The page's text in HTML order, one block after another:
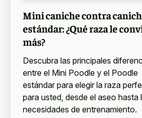
Mini caniche contra
estándar: ¿Qué raza le
más?
Descubra las principales
entre el Mini Poodle y el Poodle
estándar para elegir la raza
para usted, desde el aseo hasta
necesidades de entrenamiento.